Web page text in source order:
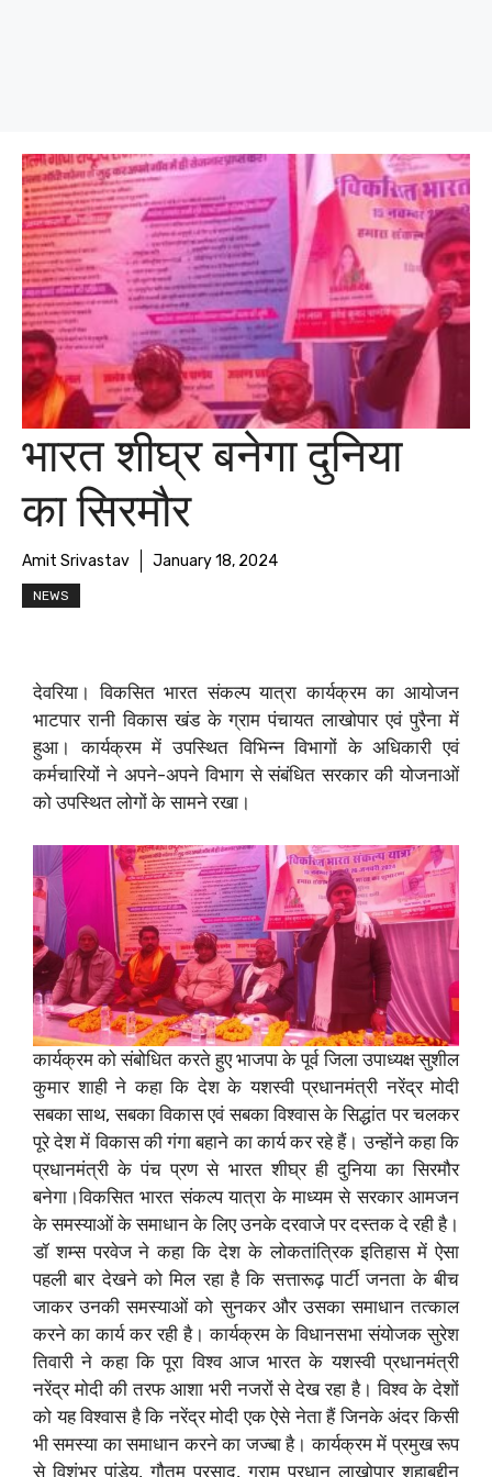
भारत शीघ्र बनेगा दुनिया
का सिरमौर
Amit Srivastav January 18, 2024
NEWS
देवरिया। विकसित भारत संकल्प यात्रा कार्यक्रम का आयोजन
भाटपार रानी विकास खंड के ग्राम पंचायत लाखोपार एवं पुरैना में
हुआ। कार्यक्रम में उपस्थित विभिन्न विभागों के अधिकारी एवं
कर्मचारियों ने अपने-अपने विभाग से संबंधित सरकार की योजनाओं
को उपस्थित लोगों के सामने रखा।
कार्यक्रम को संबोधित करते हुए भाजपा के पूर्व जिला उपाध्यक्ष सुशील
कुमार शाही ने कहा कि देश के यशस्वी प्रधानमंत्री नरेंद्र मोदी
सबका साथ, सबका विकास एवं सबका विश्वास के सिद्धांत पर चलकर
पूरे देश में विकास की गंगा बहाने का कार्य कर रहे हैं। उन्होंने कहा कि
प्रधानमंत्री के पंच प्रण से भारत शीघ्र ही दुनिया का सिरमौर
बनेगा।विकसित भारत संकल्प यात्रा के माध्यम से सरकार आमजन
के समस्याओं के समाधान के लिए उनके दरवाजे पर दस्तक दे रही है।
डॉ शम्स परवेज ने कहा कि देश के लोकतांत्रिक इतिहास में ऐसा
पहली बार देखने को मिल रहा है कि सत्तारूढ़ पार्टी जनता के बीच
जाकर उनकी समस्याओं को सुनकर और उसका समाधान तत्काल
करने का कार्य कर रही है। कार्यक्रम के विधानसभा संयोजक सुरेश
तिवारी ने कहा कि पूरा विश्व आज भारत के यशस्वी प्रधानमंत्री
नरेंद्र मोदी की तरफ आशा भरी नजरों से देख रहा है। विश्व के देशों
को यह विश्वास है कि नरेंद्र मोदी एक ऐसे नेता हैं जिनके अंदर किसी
भी समस्या का समाधान करने का जज्बा है। कार्यक्रम में प्रमुख रूप
से विशंभर पांडेय, गौतम प्रसाद, ग्राम प्रधान लाखोपार शहाबुद्दीन